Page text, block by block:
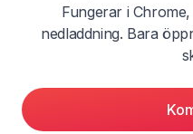
Fungerar i
nedladdning. Bara